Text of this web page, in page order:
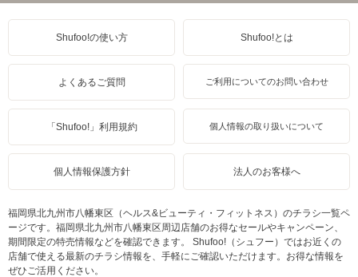
Shufoo!の使い方 Shufoo!とは
よくあるご質問 ご利用についてのお問い合わせ
「Shufoo!」利用規約 個人情報の取り扱いについて
個人情報保護方針 法人のお客様へ
福岡県北九州市八幡東区（ヘルス&ビューティ・フィットネス）のチラシ一覧ペ
ージです。福岡県北九州市八幡東区周辺店舗のお得なセールやキャンペーン、
期間限定の特売情報などを確認できます。 Shufoo!（シュフー）ではお近くの
店舗で使える最新のチラシ情報を、手軽にご確認いただけます。お得な情報を
ぜひご活用ください。